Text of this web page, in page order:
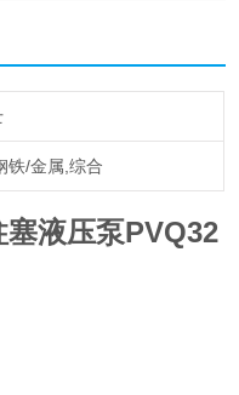
铁/金属,综合
液压泵PVQ32